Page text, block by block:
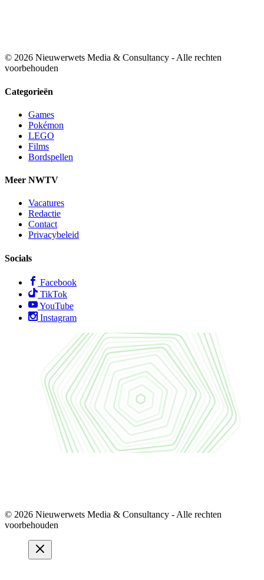
© 2026 Nieuwerwets Media & Consultancy - Alle rechten
voorbehouden
Categorieën
Games
Pokémon
LEGO
Films
Bordspellen
Meer NWTV
Vacatures
Redactie
Contact
Privacybeleid
Socials
Facebook
TikTok
YouTube
Instagram
© 2026 Nieuwerwets Media & Consultancy - Alle rechten
voorbehouden